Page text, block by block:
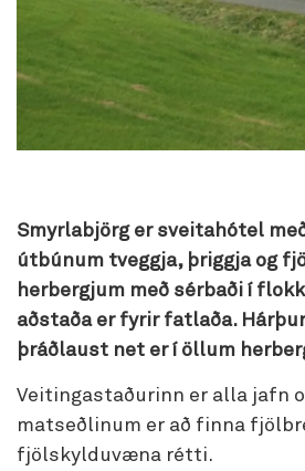
Smyrlabjörg er sveitahótel
útbúnum tveggja, þriggja og
herbergjum með sérbaði í
aðstaða er fyrir fatlaða.
þráðlaust net er í öllum
Veitingastaðurinn er alla jafn
matseðlinum er að finna
fjölskylduvæna rétti.